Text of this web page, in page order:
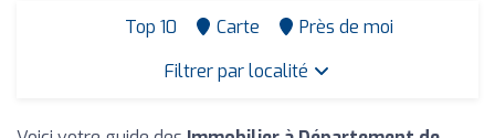
Top 10 Carte
Près de moi
Filtrer par localité